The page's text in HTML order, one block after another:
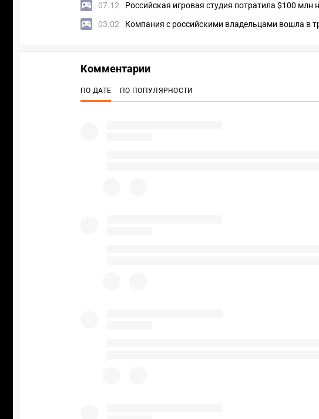
07.12 Российская игровая студия потратила $100 млн
03.02 Компания с российскими владельцами вошла в
Комментарии
ПО ДАТЕ ПО ПОПУЛЯРНОСТИ